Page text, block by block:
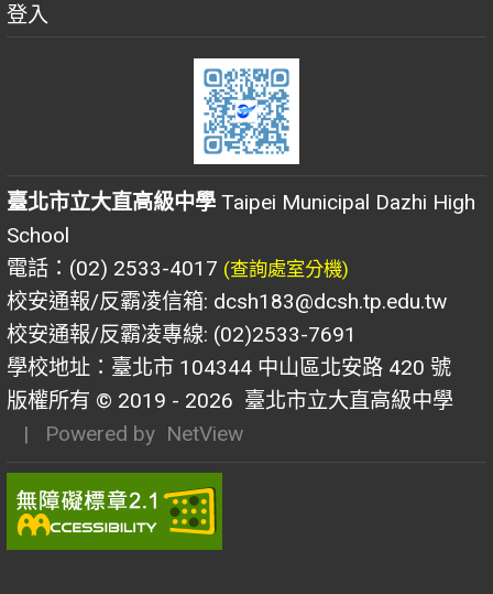
登入
臺北市立大直高級中學 Taipei Municipal Dazhi High
School
電話：(02) 2533-4017 (查詢處室分機)
校安通報/反霸凌信箱: dcsh183@dcsh.tp.edu.tw
校安通報/反霸凌專線: (02)2533-7691
學校地址：臺北市 104344 中山區北安路 420 號
版權所有 © 2019 - 2026 臺北市立大直高級中學
| Powered by NetView